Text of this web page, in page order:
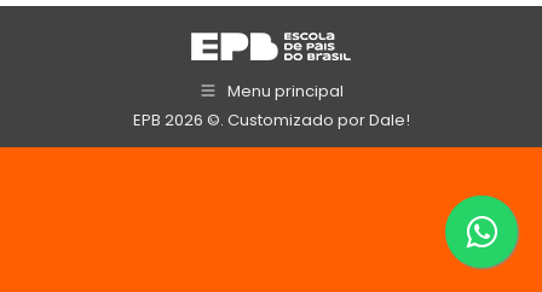
Menu principal
EPB 2026 ©. Customizado porDale!